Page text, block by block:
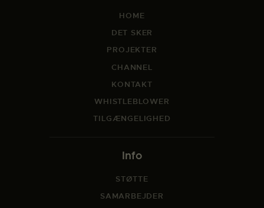
HOME
DET SKER
PROJEKTER
CHANNEL
KONTAKT
WHISTLEBLOWER
TILGÆNGELIGHED
Info
STØTTE
SAMARBEJDER